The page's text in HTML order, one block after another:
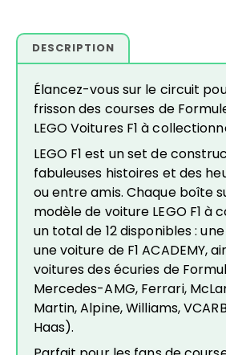
DESCRIPTION
Élancez-vous sur le circuit
frisson des courses de
LEGO Voitures F1 à
LEGO F1 est un set de
fabuleuses histoires et des
ou entre amis. Chaque boîte
modèle de voiture LEGO F1 à
un total de 12 disponibles :
une voiture de F1 ACADEMY,
voitures des écuries de
Mercedes-AMG, Ferrari,
Martin, Alpine, Williams,
Haas).